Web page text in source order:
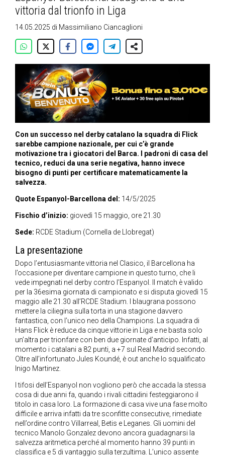
vittoria dal trionfo in Liga
14.05.2025 di Massimiliano Ciancaglioni
Con un successo nel derby catalano la squadra di Flick
sarebbe campione nazionale, per cui c’è grande
motivazione tra i giocatori del Barca. I padroni di casa del
tecnico, reduci da una serie negativa, hanno invece
bisogno di punti per certificare matematicamente la
salvezza.
Quote Espanyol-Barcellona del: 14/5/2025
Fischio d’inizio: giovedì 15 maggio, ore 21.30
Sede: RCDE Stadium (Cornella de Llobregat)
La presentazione
Dopo l’entusiasmante vittoria nel Clasico, il Barcellona ha
l’occasione per diventare campione in questo turno, che li
vede impegnati nel derby contro l’Espanyol. Il match è valido
per la 36esima giornata di campionato e si disputa giovedì 15
maggio alle 21.30 all’RCDE Stadium. I blaugrana possono
mettere la ciliegina sulla torta in una stagione davvero
fantastica, con l’unico neo della Champions. La squadra di
Hans Flick è reduce da cinque vittorie in Liga e ne basta solo
un’altra per trionfare con ben due giornate d’anticipo. Infatti, al
momento i catalani a 82 punti, a +7 sul Real Madrid secondo.
Oltre all’infortunato Jules Koundé, è out anche lo squalificato
Inigo Martinez.
I tifosi dell’Espanyol non vogliono però che accada la stessa
cosa di due anni fa, quando i rivali cittadini festeggiarono il
titolo in casa loro. La formazione di casa vive una fase molto
difficile e arriva infatti da tre sconfitte consecutive, rimediate
nell’ordine contro Villarreal, Betis e Leganes. Gli uomini del
tecnico Manolo Gonzalez devono ancora guadagnarsi la
salvezza aritmetica perché al momento hanno 39 punti in
classifica e 5 di vantaggio sulla terzultima. L’unico assente